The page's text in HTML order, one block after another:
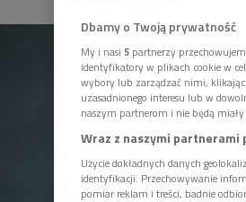
Dbamy o Twoją prywatność
My i nasi 5 partnerzy
identyfikatory w plikach cookie w
wybory lub zarządzać nimi,
uzasadnionego interesu lub w
naszym partnerom i nie będą
Wraz z naszymi partnerami
Użycie dokładnych danych
identyfikacji. Przechowywanie
pomiar reklam i treści, badnie